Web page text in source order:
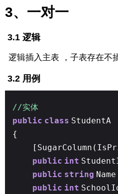
3、一对一
3.1 逻辑
逻辑插入主表 ，子表存在不
3.2 用例
//实体
public class StudentA
{
public int
public string
public int